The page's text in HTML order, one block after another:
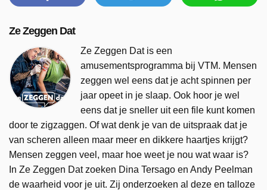
Ze Zeggen Dat
Ze Zeggen Dat is een
amusementsprogramma bij VTM. Mensen
zeggen wel eens dat je acht spinnen per
jaar opeet in je slaap. Ook hoor je wel
eens dat je sneller uit een file kunt komen
door te zigzaggen. Of wat denk je van de uitspraak dat je
van scheren alleen maar meer en dikkere haartjes krijgt?
Mensen zeggen veel, maar hoe weet je nou wat waar is?
In Ze Zeggen Dat zoeken Dina Tersago en Andy Peelman
de waarheid voor je uit. Zij onderzoeken al deze en talloze